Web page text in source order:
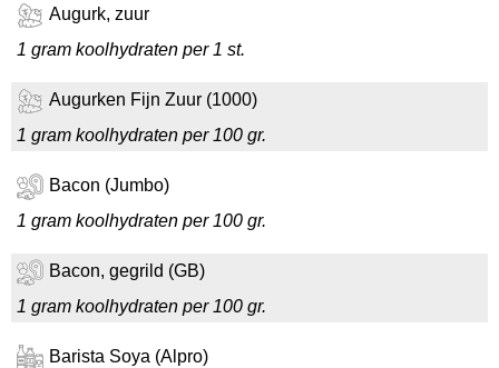
Augurk, zuur
1 gram koolhydraten per 1 st.
Augurken Fijn Zuur (1000)
1 gram koolhydraten per 100 gr.
Bacon (Jumbo)
1 gram koolhydraten per 100 gr.
Bacon, gegrild (GB)
1 gram koolhydraten per 100 gr.
Barista Soya (Alpro)